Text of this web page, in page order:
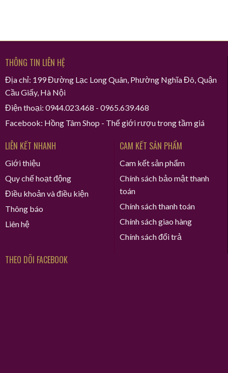
THÔNG TIN LIÊN HỆ
Địa chỉ: 199 Đường Lạc Long Quân, Phường Nghĩa Đô, Quận
Cầu Giấy, Hà Nội
Điện thoại: 0944.023.468 - 0965.639.468
Facebook: Hồng Tâm Shop - Thế giới rượu trong tầm giá
LIÊN KẾT NHANH
Giới thiệu
Quy chế hoạt động
Điều khoản và điều kiện
Thông báo
Liên hệ
CAM KẾT SẢN PHẨM
Cam kết sản phẩm
Chính sách bảo mật thanh
toán
Chính sách thanh toán
Chính sách giao hàng
Chính sách đổi trả
THEO DÕI FACEBOOK